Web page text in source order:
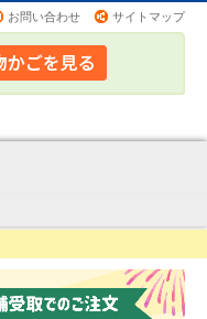
お問い合わせ サイトマップ